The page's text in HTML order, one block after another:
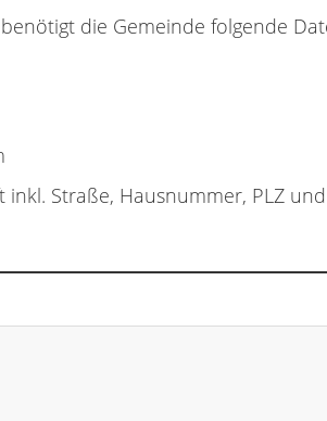
die Gemeinde folgende
inkl. Straße, Hausnummer, PLZ